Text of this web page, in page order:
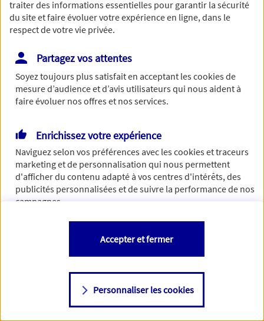
Vous disposez de droits sur les informations vous concernant. Pour
plus d’informations,cliquez ici.
traiter des informations essentielles pour garantir la sécurité
du site et faire évoluer votre expérience en ligne, dans le
respect de votre vie privée.
Partagez vos attentes
Soyez toujours plus satisfait en acceptant lescookiesde
mesure d’audience et d’avis utilisateurs qui nous aident à
faire évoluer nos offres et nos services.
Enrichissez votre expérience
Naviguez selon vos préférences avec lescookies et traceurs
marketing et de personnalisation qui nous permettent
d'afficher du contenu adapté à vos centres d'intérêts, des
publicités personnalisées et de suivre la performance de nos
campagnes.
Vous êtes libre de les accepter, de les refuser comme de
changer d'avis à tout moment en allant sur
Consulter notre politique decookies
Personnaliser les cookies
Accepter et fermer